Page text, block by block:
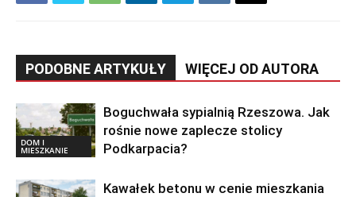
PODOBNE ARTYKUŁY WIĘCEJ OD AUTORA
DOM I
MIESZKANIE
Boguchwała sypialnią Rzeszowa. Jak
rośnie nowe zaplecze stolicy
Podkarpacia?
Kawałek betonu w cenie mieszkania